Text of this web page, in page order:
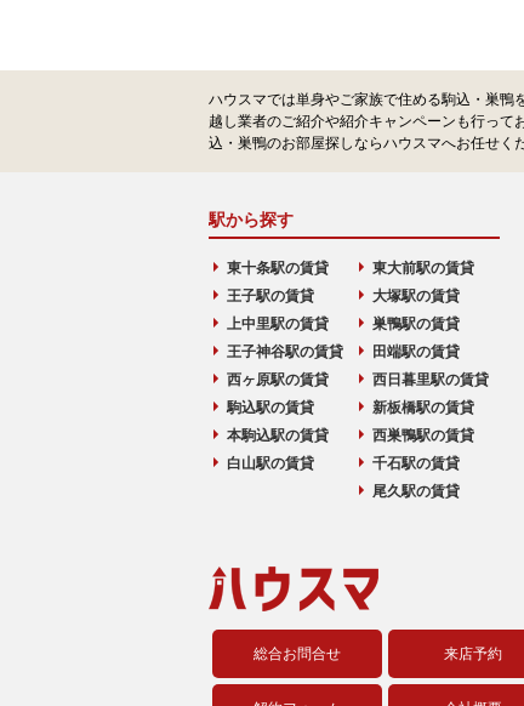
ハウスマでは単身やご家族で住める駒込・巣鴨
越し業者のご紹介や紹介キャンペーンも行っ
込・巣鴨のお部屋探しならハウスマへお任せく
駅から探す
東十条駅の賃貸
王子駅の賃貸
上中里駅の賃貸
王子神谷駅の賃貸
西ヶ原駅の賃貸
駒込駅の賃貸
本駒込駅の賃貸
白山駅の賃貸
東大前駅の賃貸
大塚駅の賃貸
巣鴨駅の賃貸
田端駅の賃貸
西日暮里駅の賃貸
新板橋駅の賃貸
西巣鴨駅の賃貸
千石駅の賃貸
尾久駅の賃貸
総合お問合せ 来店予約